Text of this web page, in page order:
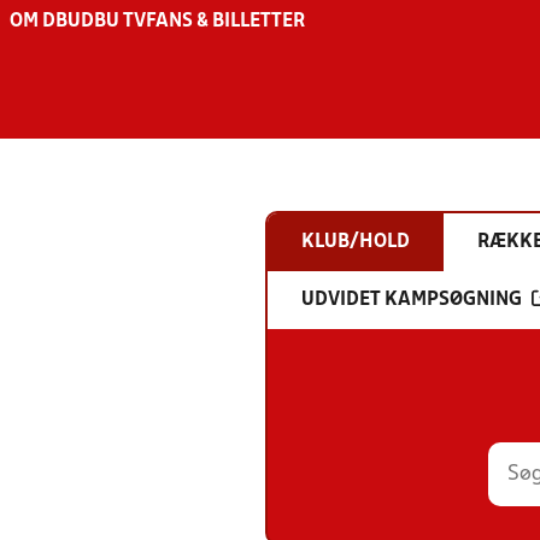
OM DBU DBU TV FANS & BILLETTER
KLUB/HOLD
UDVIDET KAMPSØGNING